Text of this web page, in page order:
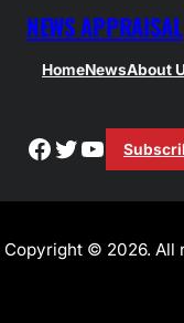
NEWS APPRAISAL
HomeNewsAbout
Facebook
Twitter
Copyright © 2026. All